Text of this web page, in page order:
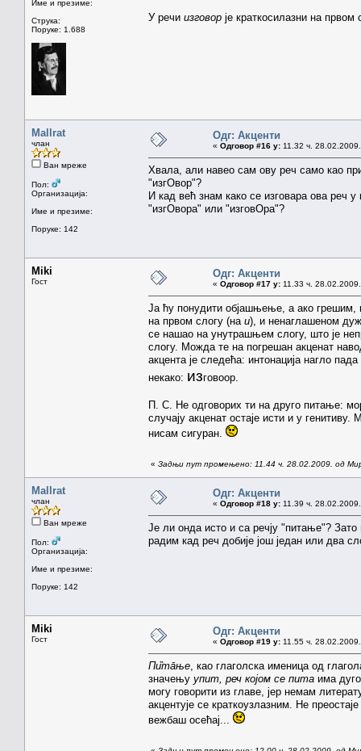
Име и презиме:
Струка:
Поруке: 1.688
У речи изговор је краткосилазни на
Mallrat
члан
Ван мреже
Пол:
Организација:
Име и презиме:
Поруке: 142
Одг: Акценти
« Одговор #16 у: 11.32 ч.
Хвала, али навео сам ову реч само као
"изгОвор"?
И кад већ знам како се изговара ова реч
"изгОвора" или "изговОра"?
Miki
Гост
Одг: Акценти
« Одговор #17 у: 11.33 ч.
Ја ћу понудити објашњење, а ако
на првом слогу (на и), и ненаглашеном
се нашао на унутрашњем слогу, што је
слогу. Можда те на погрешан акценат
акцента је следећа: интонација нагло
некако: изговоор.
П. С. Не одговорих ти на друго питање:
случају акценат остаје исти и у
нисам сигуран.
« Задњи пут промењено: 11.44 ч. 28.02.2009. од
Mallrat
члан
Ван мреже
Пол:
Организација:
Име и презиме:
Поруке: 142
Одг: Акценти
« Одговор #18 у: 11.39 ч.
Је ли онда исто и са речју "питање"?
радим кад реч добије још један или два
Miki
Гост
Одг: Акценти
« Одговор #19 у: 11.55 ч.
Пи̏тāње , као глаголска именица од
значењу упит, реч којом се пита има
могу говорити из главе, јер немам
акцентује се краткоузлазним. Не
вежбаш осећај...